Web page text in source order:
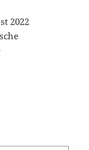
2022